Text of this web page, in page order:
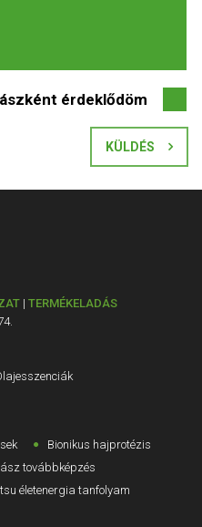
érdeklődöm
KÜLDÉS
| TERMÉKELADÁS
Bionikus hajprotézis
továbbképzés
életenergia tanfolyam